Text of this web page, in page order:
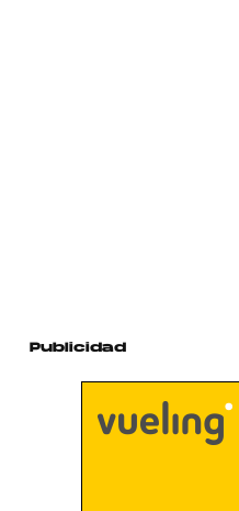
Publicidad